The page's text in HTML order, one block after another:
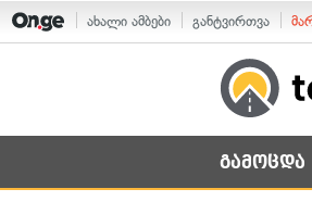
ახალი ამბები განტვირთვა
გამოცდა